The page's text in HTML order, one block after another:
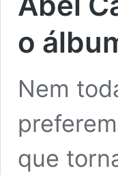
o
Nem
que